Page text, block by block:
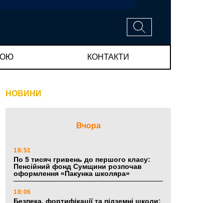
КОНТАКТИ
НОВИНИ
Вчора
18:51
По 5 тисяч гривень до першого класу:
Пенсійний фонд Сумщини розпочав
оформлення «Пакунка школяра»
18:06
Безпека, фортифікації та підземні школи: